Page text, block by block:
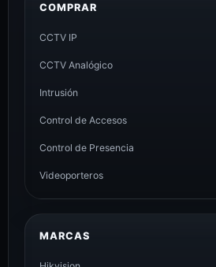
COMPRAR
CCTV IP
CCTV Analógico
Intrusión
Control de Accesos
Control de Presencia
Videoporteros
MARCAS